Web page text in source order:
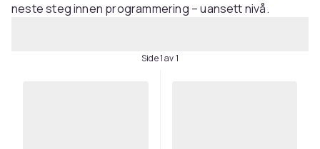
neste steg innen programmering – uansett nivå.
Side 1 av 1